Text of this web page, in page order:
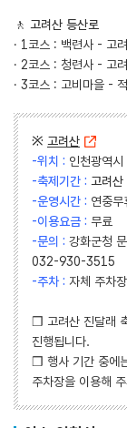
🚶 ‍ 고려산 등산로
· 1코스 : 백련사 - 고
· 2코스 : 청련사 - 고
· 3코스 : 고비마을 -
※ 고려산
-위치 : 인천광역시
-축제기간 : 고려산
-운영시간 : 연중무
-이용요금 : 무료
-문의 : 강화군청
032-930-3515
-주차 : 자체 주차
❒ 고려산 진달래
진행됩니다.
❒ 행사 기간 중에
주차장을 이용해